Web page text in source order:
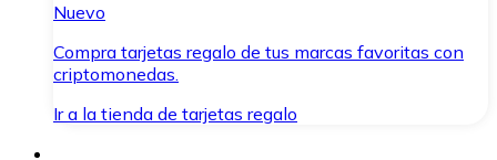
Nuevo
Compra tarjetas regalo de tus marcas favoritas con
criptomonedas.
Ir a la tienda de tarjetas regalo